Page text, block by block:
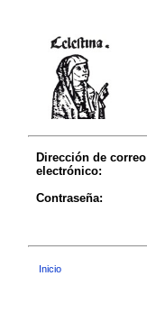
Dirección de correo
electrónico:
Contraseña:
Inicio